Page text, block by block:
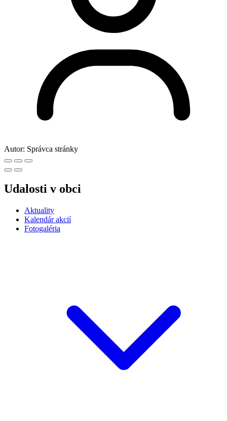
Autor: Správca stránky
Udalosti v obci
Aktuality
Kalendár akcií
Fotogaléria